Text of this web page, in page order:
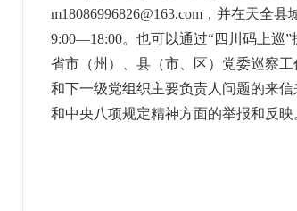
m18086996826@163.com，并在天全
9:00—18:00。也可以通过“四川码上巡
省市（州）、县（市、区）党委巡察
和下一级党组织主要负责人问题的来
和中央八项规定精神方面的举报和反